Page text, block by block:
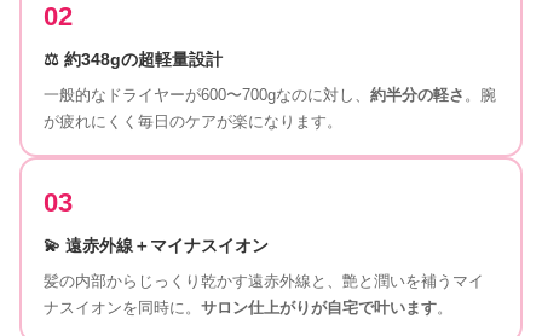
02
⚖️ 約348gの超軽量設計
一般的なドライヤーが600〜700gなのに対し、 約半分の軽さ 。腕
が疲れにくく毎日のケアが楽になります。
03
💫 遠赤外線＋マイナスイオン
髪の内部からじっくり乾かす遠赤外線と、艶と潤いを補うマイ
ナスイオンを同時に。 サロン仕上がりが自宅で叶います。